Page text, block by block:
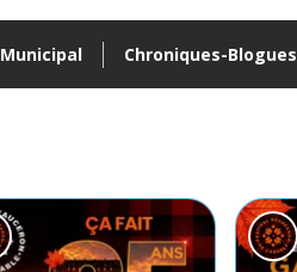
Municipal Chroniques-Blogues